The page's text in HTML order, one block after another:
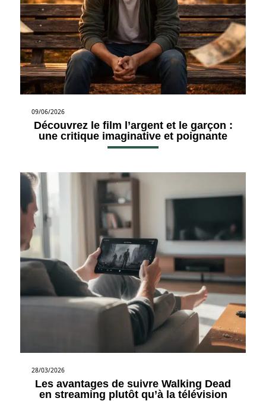
09/06/2026
Découvrez le film l’argent et le garçon :
une critique imaginative et poignante
28/03/2026
Les avantages de suivre Walking Dead
en streaming plutôt qu’à la télévision